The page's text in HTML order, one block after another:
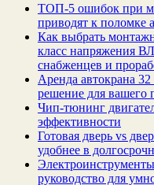
ТОП-5 ошибок при
приводят к поломке
Как выбрать
класс напряжения
снабженцев и
Аренда автокрана
решение для вашего
Чип‑тюнинг
эффективности
Готовая дверь vs
удобнее в
руководство для